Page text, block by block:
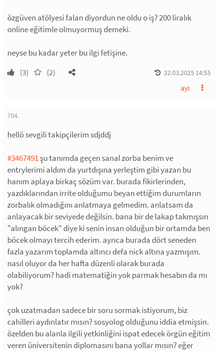
özgüven atölyesi falan diyordun ne oldu o iş? 200 liralık
online eğitimle olmuyormuş demeki.
neyse bu kadar yeter bu ilgi fetişine.
(3) (2) 22.03.2025 14:55
ayı
704.
hellö sevgili takipçilerim sdjddj
#3467491şu tanımda geçen sanal zorba benim ve
entrylerimi aldım da yurtdışına yerleştim gibi yazan bu
hanım aplaya birkaç sözüm var. burada fikirlerinden,
yazdıklarından irrite olduğumu beyan ettiğim durumların
zorbalık olmadığını anlatmaya gelmedim. anlatsam da
anlayacak bir seviyede değilsin. bana bir de lakap takmışsın
"alıngan böcek" diye ki senin insan olduğun bir ortamda ben
böcek olmayı tercih ederim. ayrıca burada dört seneden
fazla yazarım toplamda altıncı defa nick altına yazmışım.
nasıl oluyor da her hafta düzenli olarak burada
olabiliyorum? hadi matematiğin yok parmak hesabın da mı
yok?
çok uzatmadan sadece bir soru sormak istiyorum, biz
cahilleri aydınlatır mısın? sosyolog olduğunu iddia etmişsin.
özelden bu alanla ilgili yetkinliğini ispat edecek örgün eğitim
veren üniversitenin diplomasını bana yollar mısın? eğer